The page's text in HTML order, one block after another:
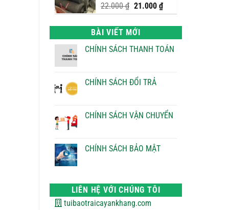
22.000₫ Giá
gốc
là:
22.000 ₫.
21.000 ₫Giá
hiện
tại
là:
21.000 ₫.
BÀI VIẾT MỚI
CHÍNH SÁCH THANH TOÁN
luận
ở
TOÁN
CHÍNH SÁCH ĐỔI TRẢ
luận
ở
TRẢ
CHÍNH SÁCH VẬN CHUYỂN
luận
ởCHÍNH SÁCH BẢO MẬT
ở
CHÍNH
SÁCH
BẢO
LIÊN HỆ VỚI CHÚNG TÔI
tuibaotraicayankhang.com